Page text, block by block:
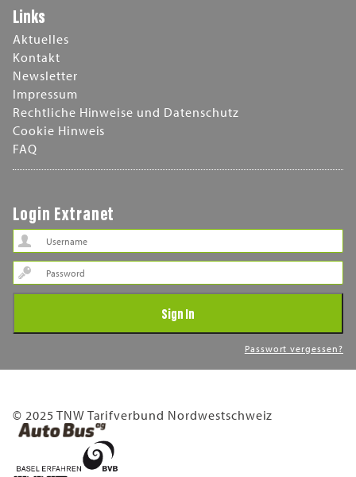
Links
Aktuelles
Kontakt
Newsletter
Impressum
Rechtliche Hinweise und Datenschutz
Cookie Hinweis
FAQ
Login Extranet
Password
Sign In
Passwort vergessen?
© 2025 TNW Tarifverbund Nordwestschweiz